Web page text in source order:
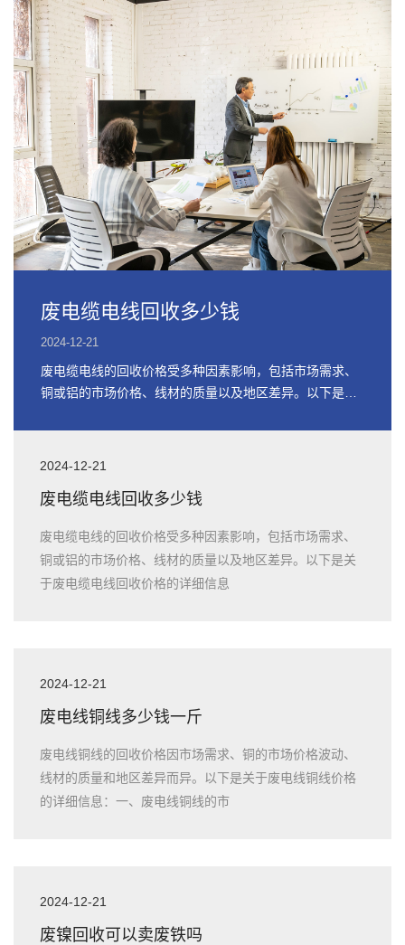
废电缆电线回收多少钱
2024-12-21
废电缆电线的回收价格受多种因素影响，包括市场需求、
铜或铝的市场价格、线材的质量以及地区差异。以下是关
2024-12-21
废电缆电线回收多少钱
废电缆电线的回收价格受多种因素影响，包括市场需求、
铜或铝的市场价格、线材的质量以及地区差异。以下是关
于废电缆电线回收价格的详细信息
2024-12-21
废电线铜线多少钱一斤
废电线铜线的回收价格因市场需求、铜的市场价格波动、
线材的质量和地区差异而异。以下是关于废电线铜线价格
的详细信息：一、废电线铜线的市
2024-12-21
废镍回收可以卖废铁吗